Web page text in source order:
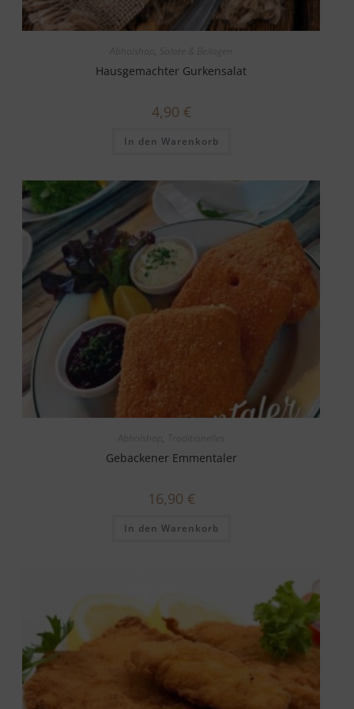
Abholshop , Salate & Beilagen
Hausgemachter Gurkensalat
4,90 €
In den Warenkorb
Abholshop , Traditionelles
Gebackener Emmentaler
16,90 €
In den Warenkorb